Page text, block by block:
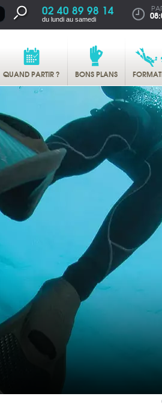
02 40 89 98 14
du lundi au samedi
QUAND PARTIR ? BONS PLANS